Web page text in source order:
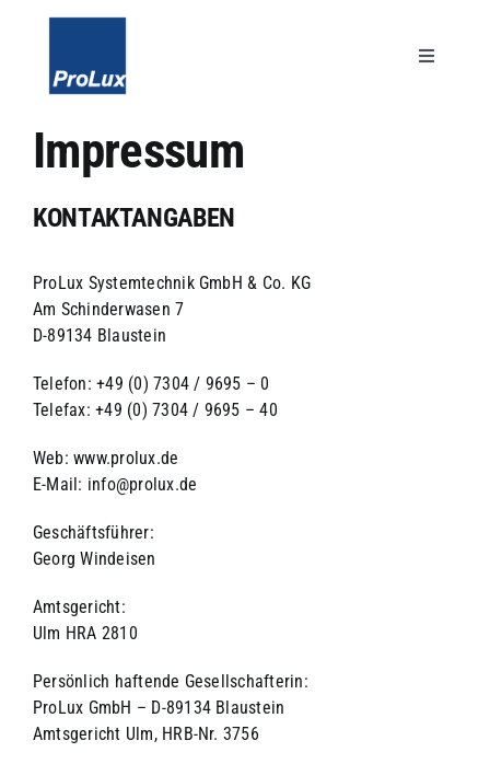
Toggle
Unternehmen
Leistungen
Karriere
for:
Impressum
KONTAKTANGABEN
ProLux Systemtechnik GmbH & Co. KG
Am Schinderwasen 7
D-89134 Blaustein
Telefon: +49 (0) 7304 / 9695 – 0
Telefax: +49 (0) 7304 / 9695 – 40
Web: www.prolux.de
E-Mail: info@prolux.de
Geschäftsführer:
Georg Windeisen
Amtsgericht:
Ulm HRA 2810
Persönlich haftende Gesellschafterin:
ProLux GmbH – D-89134 Blaustein
Amtsgericht Ulm, HRB-Nr. 3756